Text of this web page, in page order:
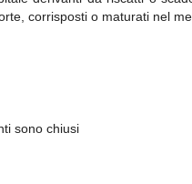
corrisposti o maturati nel
sono chiusi